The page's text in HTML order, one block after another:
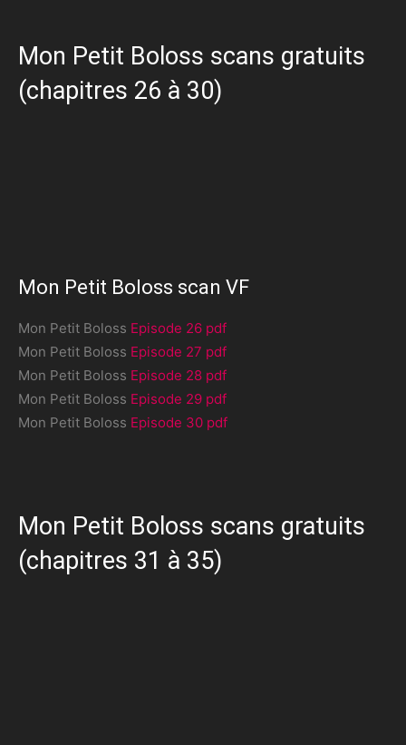
Mon Petit Boloss scans gratuits
(chapitres 26 à 30)
Mon Petit Boloss scan VF
Mon Petit Boloss Episode 26 pdf
Mon Petit Boloss Episode 27 pdf
Mon Petit Boloss Episode 28 pdf
Mon Petit Boloss Episode 29 pdf
Mon Petit Boloss Episode 30 pdf
Mon Petit Boloss scans gratuits
(chapitres 31 à 35)